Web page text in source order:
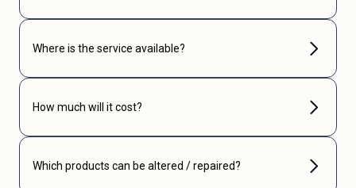
Where is the service available?
How much will it cost?
Which products can be altered / repaired?